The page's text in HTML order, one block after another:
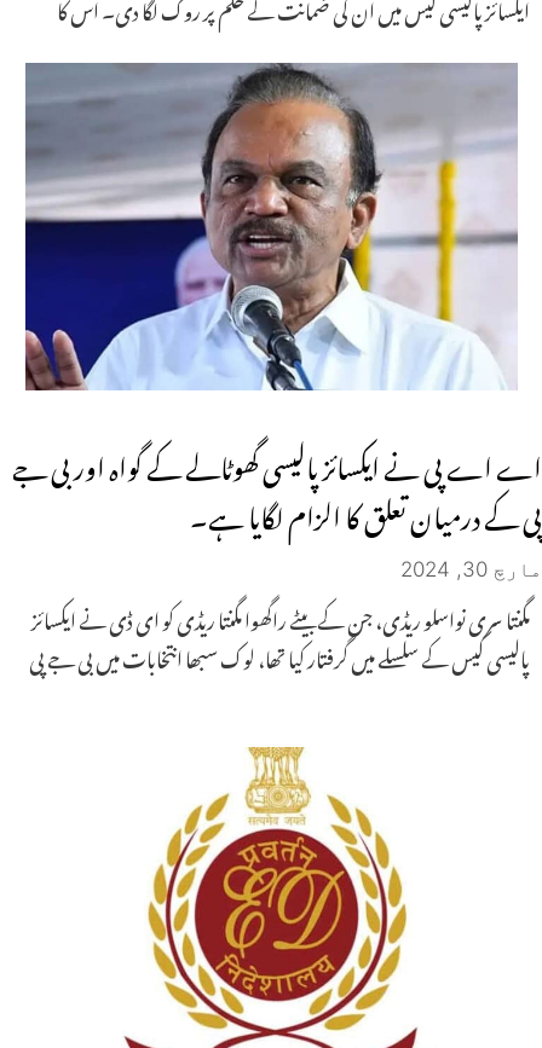
اے اے پی نے ایکسائز پالیسی گھوٹالے کے گواہ اور بی جے
پی کے درمیان تعلق کا الزام لگایا ہے۔
مارچ 30, 2024
مگنتا سری نواسلو ریڈی، جن کے بیٹے راگھوا مگنتا ریڈی کو ای ڈی نے ایکسائز
پالیسی کیس کے سلسلے میں گرفتار کیا تھا، لوک سبھا انتخابات میں بی جے پی